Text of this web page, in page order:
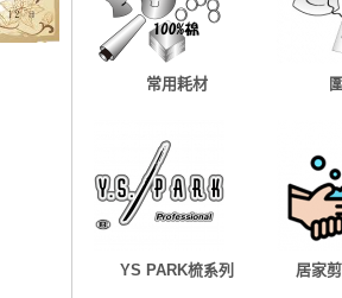
常用耗材
YS PARK梳系列 居家